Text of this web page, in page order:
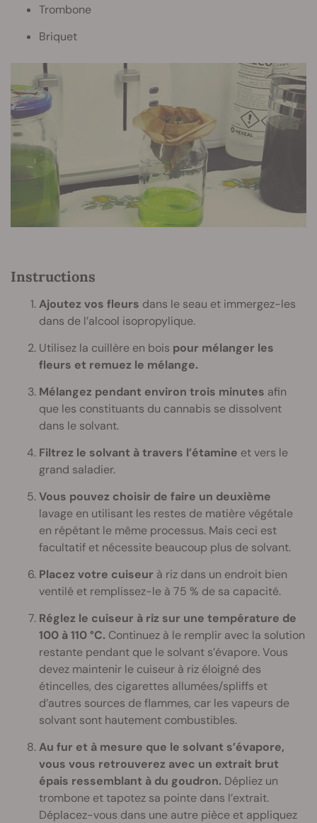
Trombone
Briquet
Instructions
Ajoutez vos fleurs dans le seau et immergez-les
dans de l’alcool isopropylique.
Utilisez la cuillère en bois pour mélanger les
fleurs et remuez le mélange.
Mélangez pendant environ trois minutes afin
que les constituants du cannabis se dissolvent
dans le solvant.
Filtrez le solvant à travers l’étamine et vers le
grand saladier.
Vous pouvez choisir de faire un deuxième
lavage en utilisant les restes de matière végétale
en répétant le même processus. Mais ceci est
facultatif et nécessite beaucoup plus de solvant.
Placez votre cuiseur à riz dans un endroit bien
ventilé et remplissez-le à 75 % de sa capacité.
Réglez le cuiseur à riz sur une température de
100 à 110 °C. Continuez à le remplir avec la solution
restante pendant que le solvant s’évapore. Vous
devez maintenir le cuiseur à riz éloigné des
étincelles, des cigarettes allumées/spliffs et
d’autres sources de flammes, car les vapeurs de
solvant sont hautement combustibles.
Au fur et à mesure que le solvant s’évapore,
vous vous retrouverez avec un extrait brut
épais ressemblant à du goudron. Dépliez un
trombone et tapotez sa pointe dans l’extrait.
Déplacez-vous dans une autre pièce et appliquez